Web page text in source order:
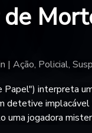
de
| Ação, Policial,
Papel") interpreta
detetive
uma jogadora